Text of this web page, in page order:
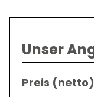
Unser